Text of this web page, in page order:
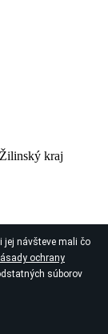
jej návšteve mali čo
ochrany
súborov
kraj